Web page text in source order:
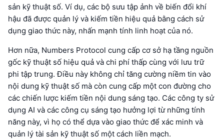
sản kỹ thuật số. Ví dụ, các bộ sưu tập ảnh về biến đổi khí
hậu đã được quản lý và kiếm tiền hiệu quả bằng cách sử
dụng giao thức này, nhấn mạnh tính linh hoạt của nó.
Hơn nữa, Numbers Protocol cung cấp cơ sở hạ tầng nguồn
gốc kỹ thuật số hiệu quả và chi phí thấp cùng với lưu trữ
phi tập trung. Điều này không chỉ tăng cường niềm tin vào
nội dung kỹ thuật số mà còn cung cấp một con đường cho
các chiến lược kiếm tiền nội dung sáng tạo. Các công ty sử
dụng AI và các công cụ sáng tạo hưởng lợi từ những tính
năng này, vì họ có thể dựa vào giao thức để xác minh và
quản lý tài sản kỹ thuật số một cách liền mạch.